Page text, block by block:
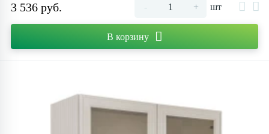
3 536 руб. - + шт
В корзину